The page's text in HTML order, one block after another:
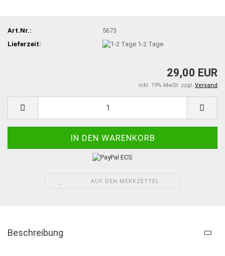
Art.Nr.:
5673
Lieferzeit:
1-2 Tage
29,00 EUR
inkl. 19% MwSt. zzgl. Versand
AUF DEN MERKZETTEL
Beschreibung